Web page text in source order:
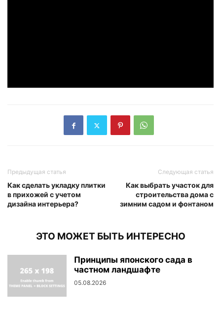
Предыдущая статья
Как сделать укладку плитки
в прихожей с учетом
дизайна интерьера?
Следующая статья
Как выбрать участок для
строительства дома с
зимним садом и фонтаном
ЭТО МОЖЕТ БЫТЬ ИНТЕРЕСНО
Принципы японского сада в
частном ландшафте
05.08.2026